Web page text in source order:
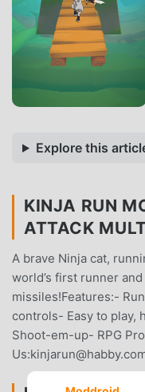
Explore this
KINJA RUN
ATTACK
A brave Ninja cat,
world’s first runner
missiles!Features:-
controls- Easy to play,
Shoot-em-up- RPG